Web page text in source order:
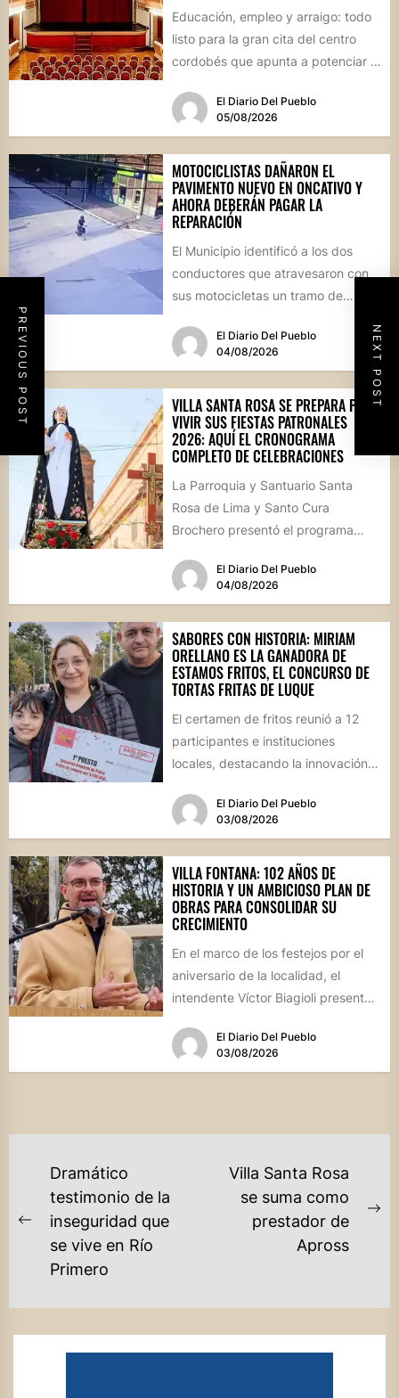
PREVIOUS POST NEXT POST
Educación, empleo y arraigo: todo
listo para la gran cita del centro
cordobés que apunta a potenciar el
El Diario Del Pueblo
05/08/2026
MOTOCICLISTAS DAÑARON EL
PAVIMENTO NUEVO EN ONCATIVO Y
AHORA DEBERÁN PAGAR LA
REPARACIÓN
El Municipio identificó a los dos
conductores que atravesaron con
sus motocicletas un tramo de
calle...
El Diario Del Pueblo
04/08/2026
VILLA SANTA ROSA SE PREPARA PARA
VIVIR SUS FIESTAS PATRONALES
2026: AQUÍ EL CRONOGRAMA
COMPLETO DE CELEBRACIONES
La Parroquia y Santuario Santa
Rosa de Lima y Santo Cura
Brochero presentó el programa
El Diario Del Pueblo
04/08/2026
SABORES CON HISTORIA: MIRIAM
ORELLANO ES LA GANADORA DE
ESTAMOS FRITOS, EL CONCURSO DE
TORTAS FRITAS DE LUQUE
El certamen de fritos reunió a 12
participantes e instituciones
locales, destacando la innovación
El Diario Del Pueblo
03/08/2026
VILLA FONTANA: 102 AÑOS DE
HISTORIA Y UN AMBICIOSO PLAN DE
OBRAS PARA CONSOLIDAR SU
CRECIMIENTO
En el marco de los festejos por el
aniversario de la localidad, el
intendente Víctor Biagioli presentó
El Diario Del Pueblo
03/08/2026
NAVEGACIÓN
ENTRADAS
Previous
post:
Dramático
testimonio de la
inseguridad que
se vive en Río
Primero
Villa Santa Rosa
se suma como
prestador de
Apross